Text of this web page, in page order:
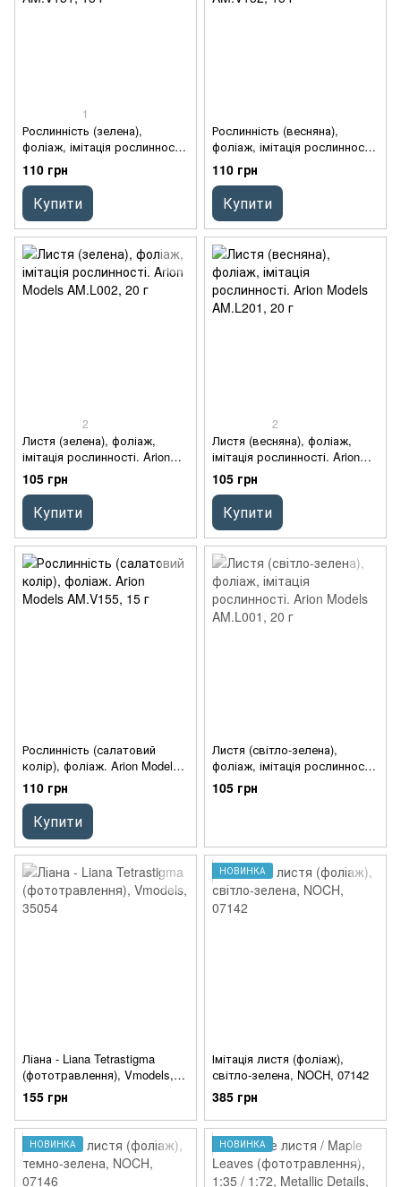
1
Рослинність (зелена),
фоліаж, імітація рослинності.
Arion Models AM.V151, 15 г
110 грн
Купити
Рослинність (весняна),
фоліаж, імітація рослинності.
Arion Models AM.V152, 15 г
110 грн
Купити
2
Листя (зелена), фоліаж,
імітація рослинності. Arion
Models AM.L002, 20 г
105 грн
Купити
2
Листя (весняна), фоліаж,
імітація рослинності. Arion
Models AM.L201, 20 г
105 грн
Купити
Рослинність (салатовий
колір), фоліаж. Arion Models
AM.V155, 15 г
110 грн
Купити
Листя (світло-зелена),
фоліаж, імітація рослинності.
Arion Models AM.L001, 20 г
105 грн
Ліана - Liana Tetrastigma
(фототравлення), Vmodels,
35054
155 грн
НОВИНКА
Імітація листя (фоліаж),
світло-зелена, NOCH, 07142
385 грн
НОВИНКА НОВИНКА